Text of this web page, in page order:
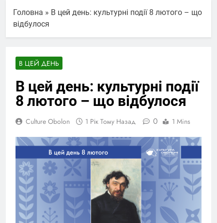
Головна » В цей день: культурні події 8 лютого – що
відбулося
В ЦЕЙ ДЕНЬ
В цей день: культурні події
8 лютого – що відбулося
Culture Obolon 1 Рік Тому Назад 0 1 Mins